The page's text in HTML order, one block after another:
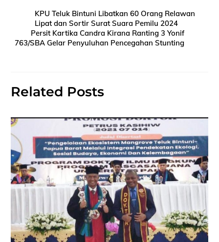
KPU Teluk Bintuni Libatkan 60 Orang Relawan
Lipat dan Sortir Surat Suara Pemilu 2024
Persit Kartika Candra Kirana Ranting 3 Yonif
763/SBA Gelar Penyuluhan Pencegahan Stunting
Related Posts